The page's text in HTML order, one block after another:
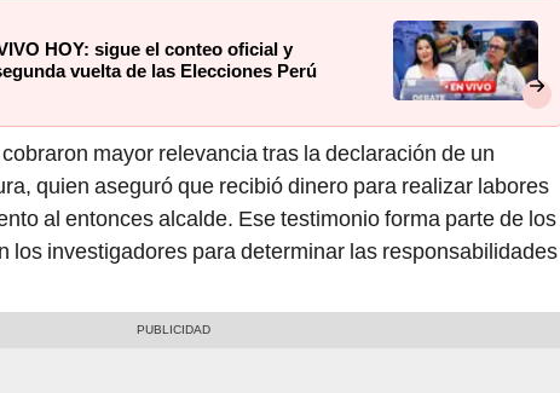
HOY: sigue el conteo oficial y
vuelta de las Elecciones Perú
mayor relevancia tras la declaración de un
quien aseguró que recibió dinero para realizar labores
al entonces alcalde. Ese testimonio forma parte de los
los investigadores para determinar las responsabilidades